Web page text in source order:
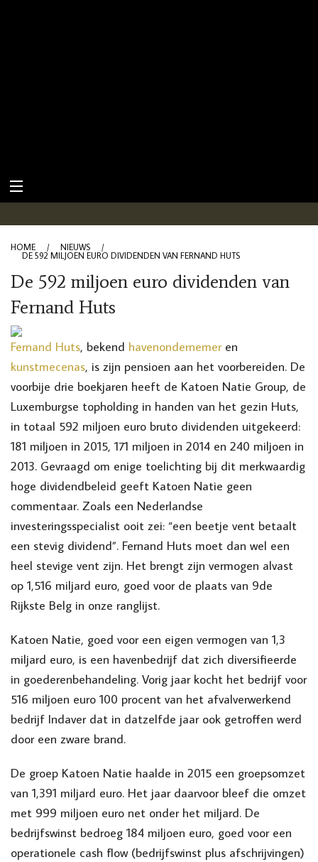
HOME / NIEUWS
/
DE 592 MILJOEN EURO DIVIDENDEN VAN FERNAND HUTS
De 592 miljoen euro dividenden van
Fernand Huts
Fernand Huts, bekend havenondernemeren
kunstmecenas, is zijn pensioen aan het voorbereiden. De
voorbije drie boekjaren heeft de Katoen Natie Group, de
Luxemburgse topholding in handen van het gezin Huts,
in totaal 592 miljoen euro bruto dividenden uitgekeerd:
181 miljoen in 2015, 171 miljoen in 2014 en 240 miljoen in
2013. Gevraagd om enige toelichting bij dit merkwaardig
hoge dividendbeleid geeft Katoen Natie geen
commentaar. Zoals een Nederlandse
investeringsspecialist ooit zei: “een beetje vent betaalt
een stevig dividend”. Fernand Huts moet dan wel een
heel stevige vent zijn. Het brengt zijn vermogen alvast
op 1,516 miljard euro, goed voor de plaats van 9de
Rijkste Belg in onze ranglijst.
Katoen Natie, goed voor een eigen vermogen van 1,3
miljard euro, is een havenbedrijf dat zich diversifieerde
in goederenbehandeling. Vorig jaar kocht het bedrijf voor
516 miljoen euro 100 procent van het afvalverwerkend
bedrijf Indaver dat in datzelfde jaar ook getroffen werd
door een zware brand.
De groep Katoen Natie haalde in 2015 een groepsomzet
van 1,391 miljard euro. Het jaar daarvoor bleef die omzet
met 999 miljoen euro net onder het miljard. De
bedrijfswinst bedroeg 184 miljoen euro, goed voor een
operationele cash flow (bedrijfswinst plus afschrijvingen)